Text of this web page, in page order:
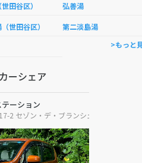
田谷区） 弘善湯
世田谷区） 第二淡島湯
>もっと
ーシェア
ーション
2 セゾン・デ・ブランシェ青葉台駐車場